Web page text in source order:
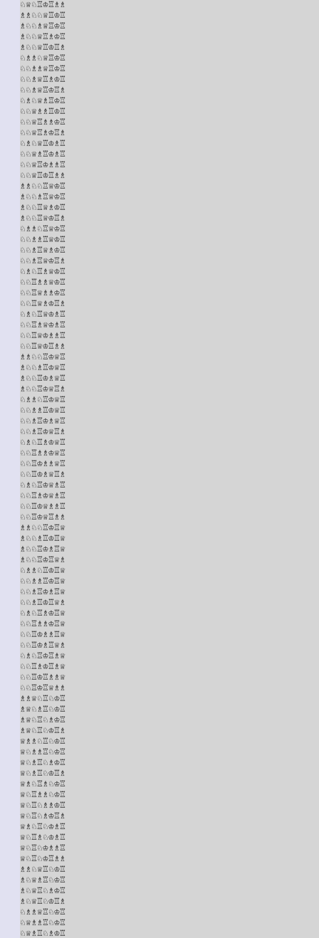
♘♕♘♖♔♖♗♗
♗♗♘♘♕♖♔♖
♗♘♘♗♕♖♔♖
♗♘♘♕♖♗♔♖
♗♘♘♕♖♔♖♗
♘♗♗♘♕♖♔♖
♘♘♗♗♕♖♔♖
♘♘♗♕♖♗♔♖
♘♘♗♕♖♔♖♗
♘♗♘♕♗♖♔♖
♘♘♕♗♗♖♔♖
♘♘♕♖♗♗♔♖
♘♘♕♖♗♔♖♗
♘♗♘♕♖♔♗♖
♘♘♕♗♖♔♗♖
♘♘♕♖♔♗♗♖
♘♘♕♖♔♖♗♗
♗♗♘♘♖♕♔♖
♗♘♘♗♖♕♔♖
♗♘♘♖♕♗♔♖
♗♘♘♖♕♔♖♗
♘♗♗♘♖♕♔♖
♘♘♗♗♖♕♔♖
♘♘♗♖♕♗♔♖
♘♘♗♖♕♔♖♗
♘♗♘♖♗♕♔♖
♘♘♖♗♗♕♔♖
♘♘♖♕♗♗♔♖
♘♘♖♕♗♔♖♗
♘♗♘♖♕♔♗♖
♘♘♖♗♕♔♗♖
♘♘♖♕♔♗♗♖
♘♘♖♕♔♖♗♗
♗♗♘♘♖♔♕♖
♗♘♘♗♖♔♕♖
♗♘♘♖♔♗♕♖
♗♘♘♖♔♕♖♗
♘♗♗♘♖♔♕♖
♘♘♗♗♖♔♕♖
♘♘♗♖♔♗♕♖
♘♘♗♖♔♕♖♗
♘♗♘♖♗♔♕♖
♘♘♖♗♗♔♕♖
♘♘♖♔♗♗♕♖
♘♘♖♔♗♕♖♗
♘♗♘♖♔♕♗♖
♘♘♖♗♔♕♗♖
♘♘♖♔♕♗♗♖
♘♘♖♔♕♖♗♗
♗♗♘♘♖♔♖♕
♗♘♘♗♖♔♖♕
♗♘♘♖♔♗♖♕
♗♘♘♖♔♖♕♗
♘♗♗♘♖♔♖♕
♘♘♗♗♖♔♖♕
♘♘♗♖♔♗♖♕
♘♘♗♖♔♖♕♗
♘♗♘♖♗♔♖♕
♘♘♖♗♗♔♖♕
♘♘♖♔♗♗♖♕
♘♘♖♔♗♖♕♗
♘♗♘♖♔♖♗♕
♘♘♖♗♔♖♗♕
♘♘♖♔♖♗♗♕
♘♘♖♔♖♕♗♗
♗♗♕♘♖♘♔♖
♗♕♘♗♖♘♔♖
♗♕♘♖♘♗♔♖
♗♕♘♖♘♔♖♗
♕♗♗♘♖♘♔♖
♕♘♗♗♖♘♔♖
♕♘♗♖♘♗♔♖
♕♘♗♖♘♔♖♗
♕♗♘♖♗♘♔♖
♕♘♖♗♗♘♔♖
♕♘♖♘♗♗♔♖
♕♘♖♘♗♔♖♗
♕♗♘♖♘♔♗♖
♕♘♖♗♘♔♗♖
♕♘♖♘♔♗♗♖
♕♘♖♘♔♖♗♗
♗♗♘♕♖♘♔♖
♗♘♕♗♖♘♔♖
♗♘♕♖♘♗♔♖
♗♘♕♖♘♔♖♗
♘♗♗♕♖♘♔♖
♘♕♗♗♖♘♔♖
♘♕♗♖♘♗♔♖